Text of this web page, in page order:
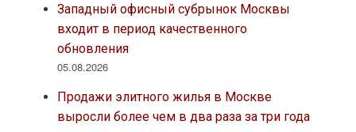
Западный офисный субрынок Москвы
входит в период качественного
обновления
05.08.2026
Продажи элитного жилья в Москве
выросли более чем в два раза за три года